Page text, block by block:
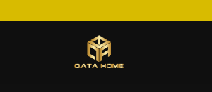
to